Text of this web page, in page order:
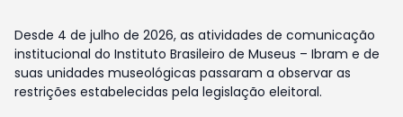
Desde 4 de julho de 2026, as atividades de comunicação
institucional do Instituto Brasileiro de Museus – Ibram e de
suas unidades museológicas passaram a observar as
restrições estabelecidas pela legislação eleitoral.